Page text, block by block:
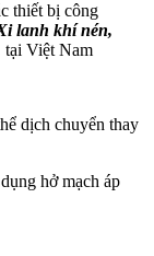
thiết bị công
lanh khí nén,
tại Việt Nam
dịch chuyển thay
hở mạch áp